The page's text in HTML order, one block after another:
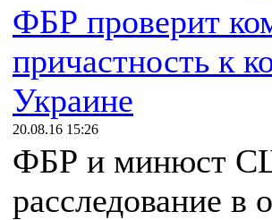
ФБР проверит
причастность к
Украине
20.08.16 15:26
ФБР и минюст
расследование в